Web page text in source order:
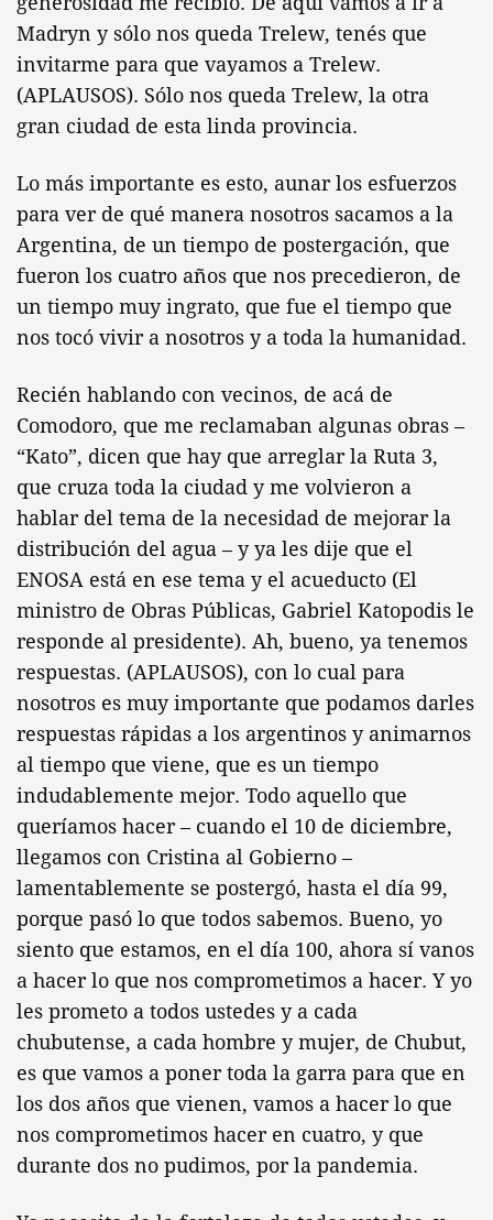
Madryn y sólo nos queda Trelew, tenés que
invitarme para que vayamos a Trelew.
(APLAUSOS). Sólo nos queda Trelew, la otra
gran ciudad de esta linda provincia.
Lo más importante es esto, aunar los esfuerzos
para ver de qué manera nosotros sacamos a la
Argentina, de un tiempo de postergación, que
fueron los cuatro años que nos precedieron, de
un tiempo muy ingrato, que fue el tiempo que
nos tocó vivir a nosotros y a toda la humanidad.
Recién hablando con vecinos, de acá de
Comodoro, que me reclamaban algunas obras –
“Kato”, dicen que hay que arreglar la Ruta 3,
que cruza toda la ciudad y me volvieron a
hablar del tema de la necesidad de mejorar la
distribución del agua – y ya les dije que el
ENOSA está en ese tema y el acueducto (El
ministro de Obras Públicas, Gabriel Katopodis le
responde al presidente). Ah, bueno, ya tenemos
respuestas. (APLAUSOS), con lo cual para
nosotros es muy importante que podamos darles
respuestas rápidas a los argentinos y animarnos
al tiempo que viene, que es un tiempo
indudablemente mejor. Todo aquello que
queríamos hacer – cuando el 10 de diciembre,
llegamos con Cristina al Gobierno –
lamentablemente se postergó, hasta el día 99,
porque pasó lo que todos sabemos. Bueno, yo
siento que estamos, en el día 100, ahora sí vanos
a hacer lo que nos comprometimos a hacer. Y yo
les prometo a todos ustedes y a cada
chubutense, a cada hombre y mujer, de Chubut,
es que vamos a poner toda la garra para que en
los dos años que vienen, vamos a hacer lo que
nos comprometimos hacer en cuatro, y que
durante dos no pudimos, por la pandemia.